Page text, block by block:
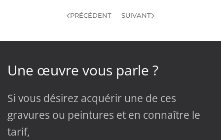
PRÉCÉDENT SUIVANT
Une œuvre vous parle ?
Si vous désirez acquérir une de ces
gravures ou peintures et en connaître le
tarif,